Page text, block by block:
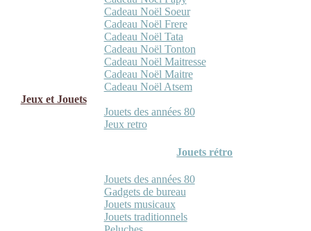
Cadeau Noël Soeur
Cadeau Noël Frere
Cadeau Noël Tata
Cadeau Noël Tonton
Cadeau Noël Maitresse
Cadeau Noël Maitre
Cadeau Noël Atsem
Jeux et Jouets
Jouets des années 80
Jeux retro
Jouets rétro
Jouets des années 80
Gadgets de bureau
Jouets musicaux
Jouets traditionnels